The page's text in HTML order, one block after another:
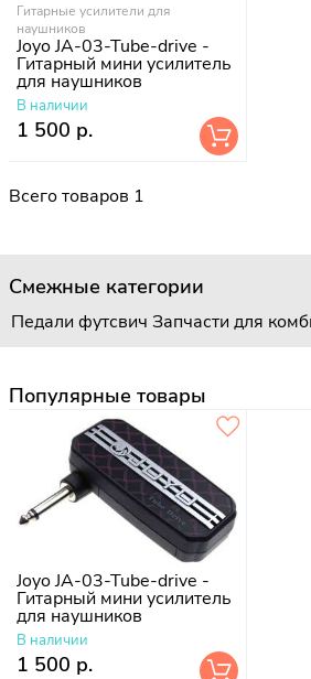
Гитарные усилители для
наушников
Joyo JA-03-Tube-drive -
Гитарный мини усилитель
для наушников
В наличии
1 500 р.
Всего товаров 1
Смежные категории
Педали футсвич Запчасти для
Популярные товары
Joyo JA-03-Tube-drive -
Гитарный мини усилитель
для наушников
В наличии
1 500 р.